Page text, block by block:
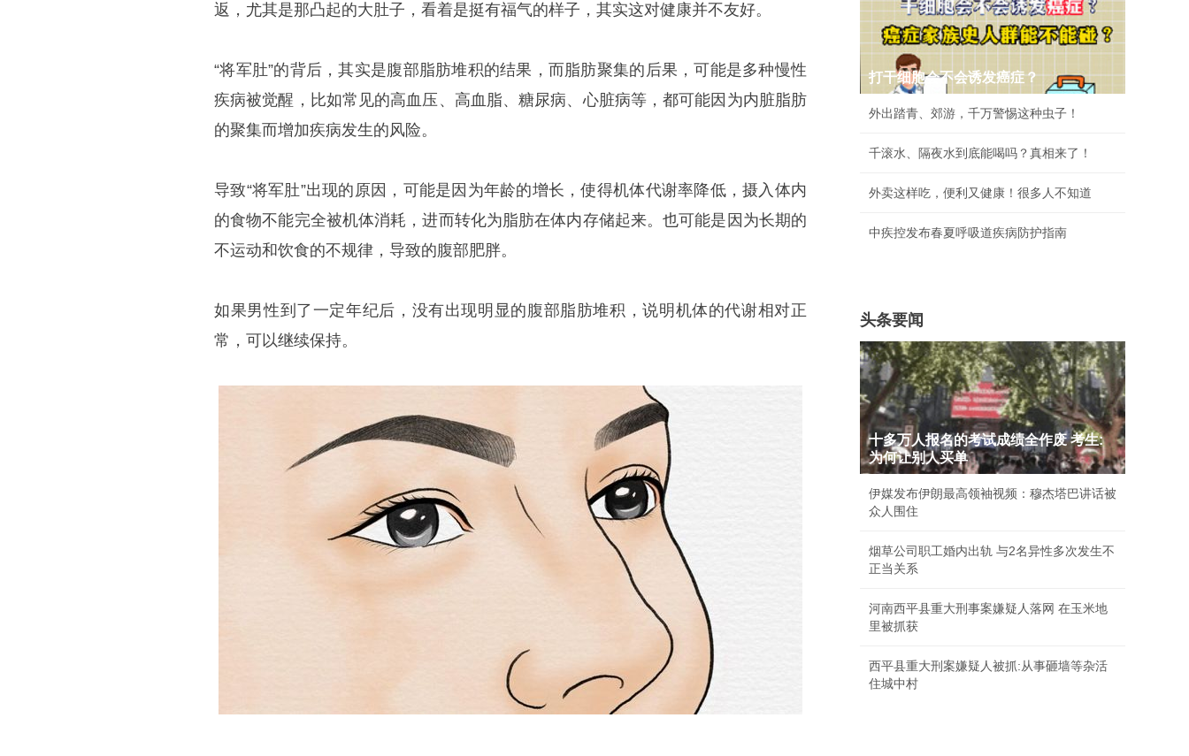
返，尤其是那凸起的大肚子，看着是挺有福气的样子，其实这对健康并不友好。
“将军肚”的背后，其实是腹部脂肪堆积的结果，而脂肪聚集的后果，可能是多种慢性
疾病被觉醒，比如常见的高血压、高血脂、糖尿病、心脏病等，都可能因为内脏脂肪
的聚集而增加疾病发生的风险。
导致“将军肚”出现的原因，可能是因为年龄的增长，使得机体代谢率降低，摄入体内
的食物不能完全被机体消耗，进而转化为脂肪在体内存储起来。也可能是因为长期的
不运动和饮食的不规律，导致的腹部肥胖。
如果男性到了一定年纪后，没有出现明显的腹部脂肪堆积，说明机体的代谢相对正
常，可以继续保持。
打干细胞会不会诱发癌症？
外出踏青、郊游，千万警惕这种虫子！
千滚水、隔夜水到底能喝吗？真相来了！
外卖这样吃，便利又健康！很多人不知道
中疾控发布春夏呼吸道疾病防护指南
头条要闻
十多万人报名的考试成绩全作废 考生:
为何让别人买单
伊媒发布伊朗最高领袖视频：穆杰塔巴讲话被
众人围住
烟草公司职工婚内出轨 与2名异性多次发生不
正当关系
河南西平县重大刑事案嫌疑人落网 在玉米地
里被抓获
西平县重大刑案嫌疑人被抓:从事砸墙等杂活
住城中村